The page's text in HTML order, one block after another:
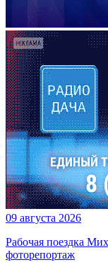
09 августа 2026
Рабочая поездка
фоторепортаж